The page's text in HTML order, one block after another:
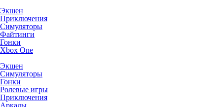
Экшен
Приключения
Симуляторы
Файтинги
Гонки
Xbox One
Экшен
Симуляторы
Гонки
Ролевые игры
Приключения
Аркады